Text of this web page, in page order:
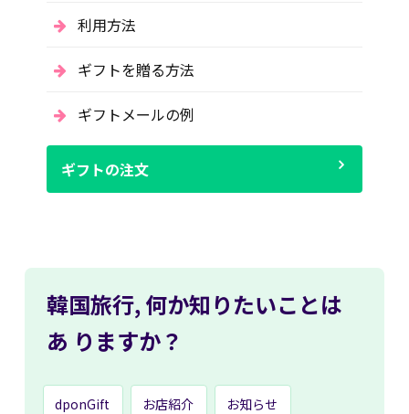
利用方法
ギフトを贈る方法
ギフトメールの例
ギフトの注文
韓国旅行, 何か知りたいことは
あ りますか？
dponGift お店紹介 お知らせ